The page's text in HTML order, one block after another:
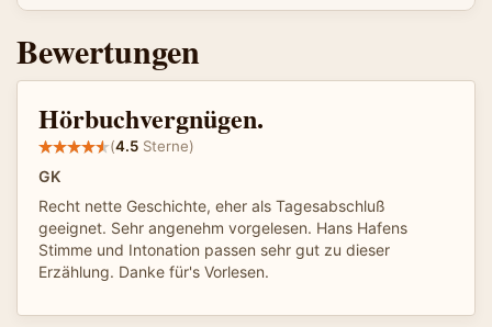
Bewertungen
Hörbuchvergnügen.
(4.5 Sterne)
GK
Recht nette Geschichte, eher als Tagesabschluß
geeignet. Sehr angenehm vorgelesen. Hans Hafens
Stimme und Intonation passen sehr gut zu dieser
Erzählung. Danke für's Vorlesen.